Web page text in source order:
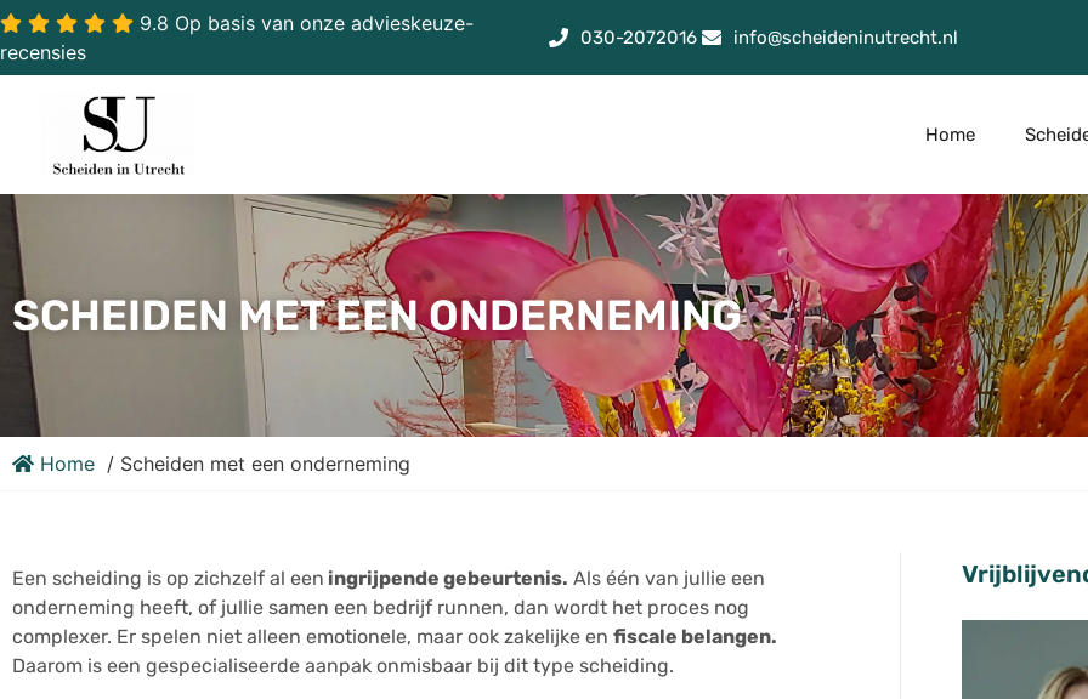
9.8 Op basis van onze advieskeuze-
recensies
030-2072016 info@scheideninutrecht.nl
Home
SCHEIDEN MET EEN ONDERNEMING
Home Scheiden met een onderneming
Een scheiding is op zichzelf al een ingrijpende gebeurtenis. Als één van jullie een
onderneming heeft, of jullie samen een bedrijf runnen, dan wordt het proces nog
complexer. Er spelen niet alleen emotionele, maar ook zakelijke en fiscale belangen.
Daarom is een gespecialiseerde aanpak onmisbaar bij dit type scheiding.